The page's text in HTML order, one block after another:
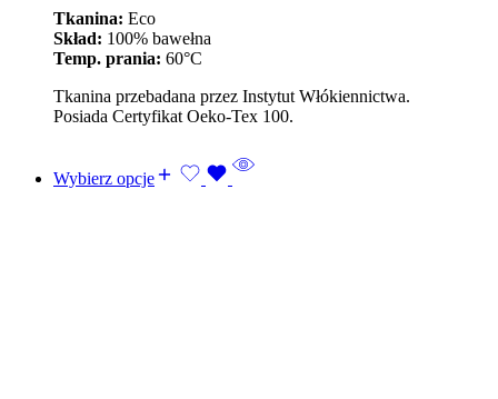
Tkanina: Eco
Skład: 100% bawełna
Temp. prania: 60°C
Tkanina przebadana przez Instytut Włókiennictwa.
Posiada Certyfikat Oeko-Tex 100.
Wybierz opcje